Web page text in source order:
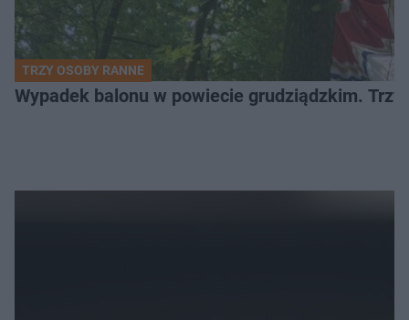
TRZY OSOBY RANNE
Wypadek balonu w powiecie grudziądzkim.